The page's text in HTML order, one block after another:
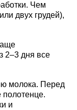
Чем
двух грудей),
2–3 дня все
молока. Перед
полотенце.
и